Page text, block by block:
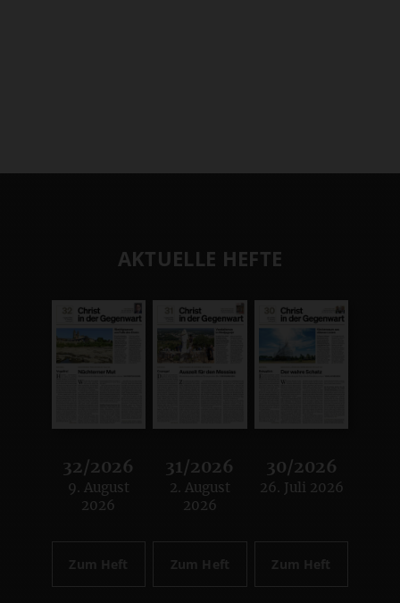
AKTUELLE HEFTE
32/2026
:
9. August
2026
Zum Heft
31/2026
:
2. August
2026
Zum Heft
30/2026
:
26. Juli 2026
Zum Heft